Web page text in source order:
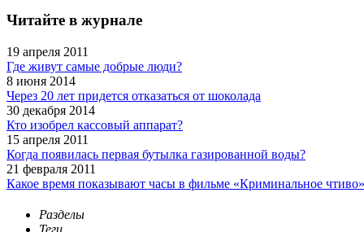
Читайте в журнале
19 апреля 2011
Где живут самые добрые люди?
8 июня 2014
Через 20 лет придется отказаться от шоколада
30 декабря 2014
Кто изобрел кассовый аппарат?
15 апреля 2011
Когда появилась первая бутылка газированной воды?
21 февраля 2011
Какое время показывают часы в фильме «Криминальное
Разделы
Теги